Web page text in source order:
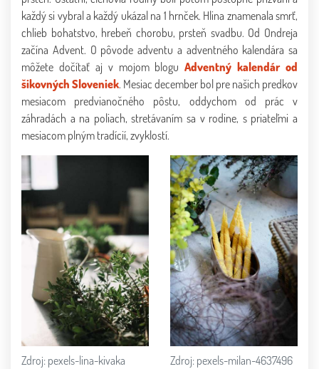
každý si vybral a každý ukázal na 1 hrnček. Hlina znamenala smrť,
chlieb bohatstvo, hrebeň chorobu, prsteň svadbu. Od Ondreja
začína Advent. O pôvode adventu a adventného kalendára sa
môžete dočítať aj v mojom bloguAdventný kalendár od
šikovných Sloveniek. Mesiac december bol pre našich predkov
mesiacom predvianočného pôstu, oddychom od prác v
záhradách a na poliach, stretávaním sa v rodine, s priateľmi a
mesiacom plným tradícií, zvyklostí.
Zdroj: pexels-lina-kivaka Zdroj: pexels-milan-4637496